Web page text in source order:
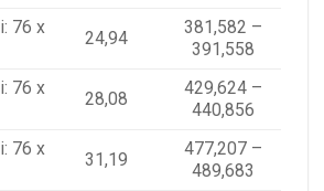
76 x
24,94
381,582 –
391,558
76 x
28,08
429,624 –
440,856
76 x
31,19
477,207 –
489,683